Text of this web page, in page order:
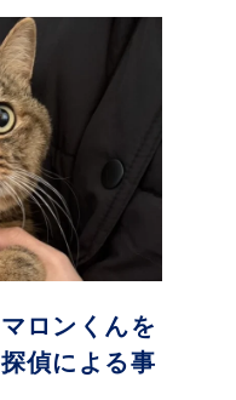
ロンくんを
偵による事